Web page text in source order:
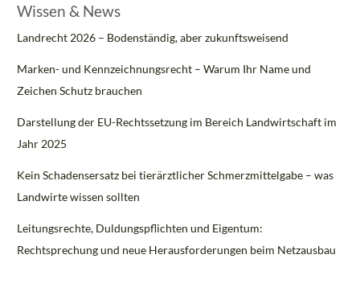
Wissen & News
Landrecht 2026 – Bodenständig, aber zukunftsweisend
Marken- und Kennzeichnungsrecht – Warum Ihr Name und
Zeichen Schutz brauchen
Darstellung der EU-Rechtssetzung im Bereich Landwirtschaft im
Jahr 2025
Kein Schadensersatz bei tierärztlicher Schmerzmittelgabe – was
Landwirte wissen sollten
Leitungsrechte, Duldungspflichten und Eigentum:
Rechtsprechung und neue Herausforderungen beim Netzausbau